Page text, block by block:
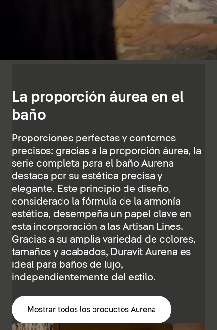
La proporción áurea en el
baño
Proporciones perfectas y contornos
precisos: gracias a la proporción áurea, la
serie completa para el baño Aurena
destaca por su estética precisa y
elegante. Este principio de diseño,
considerado la fórmula de la armonía
estética, desempeña un papel clave en
esta incorporación a las Artisan Lines.
Gracias a su amplia variedad de colores,
tamaños y acabados, Duravit Aurena es
ideal para baños de lujo,
independientemente del estilo.
Mostrar todos los productos Aurena